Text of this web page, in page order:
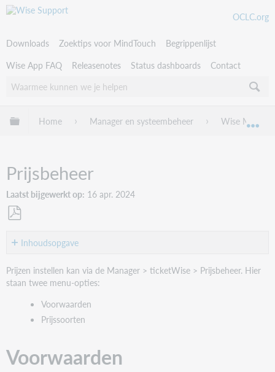
OCLC.org
Downloads Zoektips voor MindTouch
Begrippenlijst
Wise App FAQ
Releasenotes Status dashboards Contact
Uitklappen/inklappen van globale hiërarchie
Home Manager en systeembeheer Wise Manager
Prijsbeheer
Laatst bijgewerkt op 16 apr. 2024
PDFInhoudsopgave
Voorwaarden
Prijssoorten
Prijzen instellen kan via de Manager > ticketWise > Prijsbeheer. Hier
staan twee menu-opties:
Voorwaarden
Prijssoorten
Voorwaarden